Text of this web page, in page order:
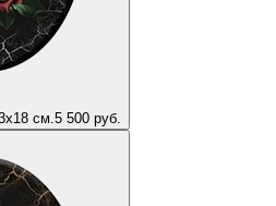
см. 5 500 руб.